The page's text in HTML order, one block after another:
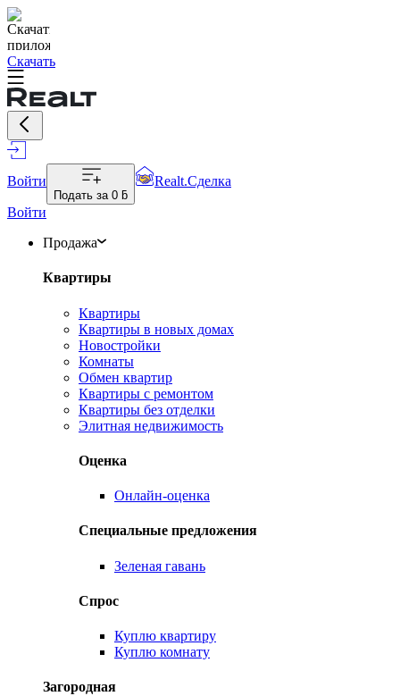
Скачать
Войти
Подать за 0 ƃ
Realt.Сделка
Войти
Продажа
Квартиры
Квартиры
Квартиры в новых домах
Новостройки
Комнаты
Обмен квартир
Квартиры с ремонтом
Квартиры без отделки
Элитная недвижимость
Оценка
Онлайн-оценка
Специальные предложения
Зеленая гавань
Спрос
Куплю квартиру
Куплю комнату
Загородная